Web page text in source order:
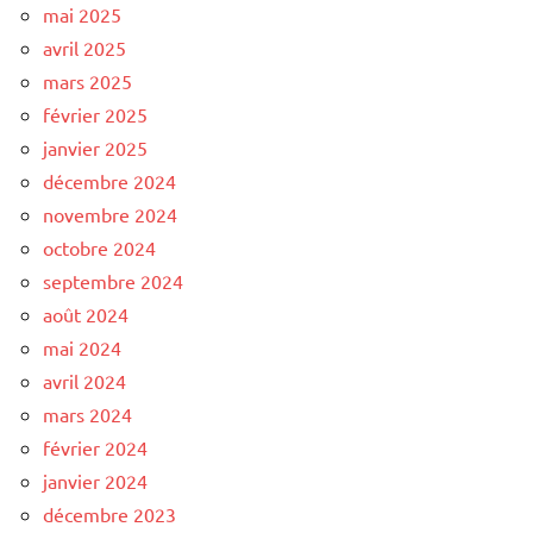
mai 2025
avril 2025
mars 2025
février 2025
janvier 2025
décembre 2024
novembre 2024
octobre 2024
septembre 2024
août 2024
mai 2024
avril 2024
mars 2024
février 2024
janvier 2024
décembre 2023